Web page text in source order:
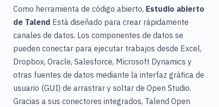
Como herramienta de código abierto, Estudio abierto
de Talend Está diseñado para crear rápidamente
canales de datos. Los componentes de datos se
pueden conectar para ejecutar trabajos desde Excel,
Dropbox, Oracle, Salesforce, Microsoft Dynamics y
otras fuentes de datos mediante la interfaz gráfica de
usuario (GUI) de arrastrar y soltar de Open Studio.
Gracias a sus conectores integrados, Talend Open